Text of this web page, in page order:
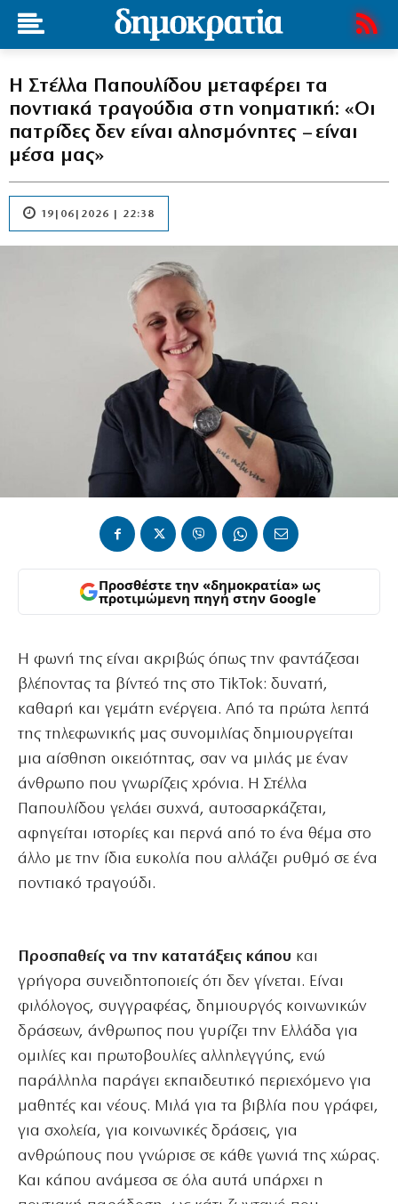
Η Στέλλα Παπουλίδου μεταφέρει τα
ποντιακά τραγούδια στη νοηματική: «Οι
πατρίδες δεν είναι αλησμόνητες – είναι
μέσα μας»
19|06|2026 | 22:38
Προσθέστε την «δημοκρατία» ως
προτιμώμενη πηγή στην Google
Η φωνή της είναι ακριβώς όπως την φαντάζεσαι
βλέποντας τα βίντεό της στο TikTok: δυνατή,
καθαρή και γεμάτη ενέργεια. Από τα πρώτα λεπτά
της τηλεφωνικής μας συνομιλίας δημιουργείται
μια αίσθηση οικειότητας, σαν να μιλάς με έναν
άνθρωπο που γνωρίζεις χρόνια. Η Στέλλα
Παπουλίδου γελάει συχνά, αυτοσαρκάζεται,
αφηγείται ιστορίες και περνά από το ένα θέμα στο
άλλο με την ίδια ευκολία που αλλάζει ρυθμό σε ένα
ποντιακό τραγούδι.
Προσπαθείς να την κατατάξεις κάπου και
γρήγορα συνειδητοποιείς ότι δεν γίνεται. Είναι
φιλόλογος, συγγραφέας, δημιουργός κοινωνικών
δράσεων, άνθρωπος που γυρίζει την Ελλάδα για
ομιλίες και πρωτοβουλίες αλληλεγγύης, ενώ
παράλληλα παράγει εκπαιδευτικό περιεχόμενο για
μαθητές και νέους. Μιλά για τα βιβλία που γράφει,
για σχολεία, για κοινωνικές δράσεις, για
ανθρώπους που γνώρισε σε κάθε γωνιά της χώρας.
Και κάπου ανάμεσα σε όλα αυτά υπάρχει η